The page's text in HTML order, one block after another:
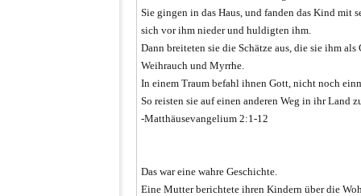
Sie gingen in das Haus, und fanden das Kind mit
sich vor ihm nieder und huldigten ihm.
Dann breiteten sie die Schätze aus, die sie ihm
Weihrauch und Myrrhe.
In einem Traum befahl ihnen Gott, nicht noch
So reisten sie auf einen anderen Weg in ihr Land
-Matthäusevangelium 2:1-12
Das war eine wahre Geschichte.
Eine Mutter berichtete ihren Kindern über die